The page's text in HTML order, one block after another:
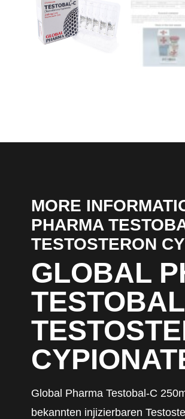
MORE
PHARMA
TESTOSTERON
GLOBAL
Global Pharma Testobal-C
bekannten injizierbaren